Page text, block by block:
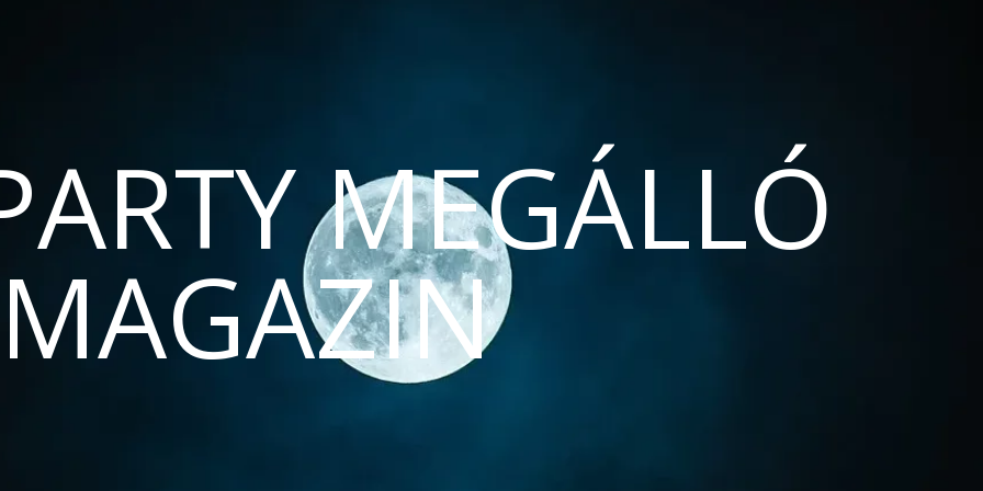
MEGÁLLÓ
MAGAZIN